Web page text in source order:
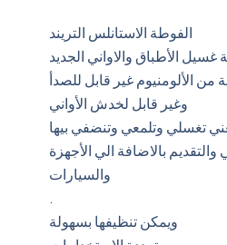
الفوطة الاستانلس التريند
الأطباق والاواني الجديد
الألومنيوم غير قابل للصدأ
وغير قابل لخدش الأواني
تغسلي وتلمعي وتنضفي بيها
بالاضافة الي الأجهزة
والسيارات
.
ويمكن تنظيفها بسهولة